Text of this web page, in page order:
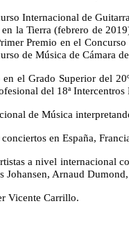
Internacional de
la Tierra (febrero de
Premio en el
de Música de Cámara
el Grado Superior del
del 18ª
de Música
en España,
a nivel
Johansen, Arnaud
Vicente Carrillo.